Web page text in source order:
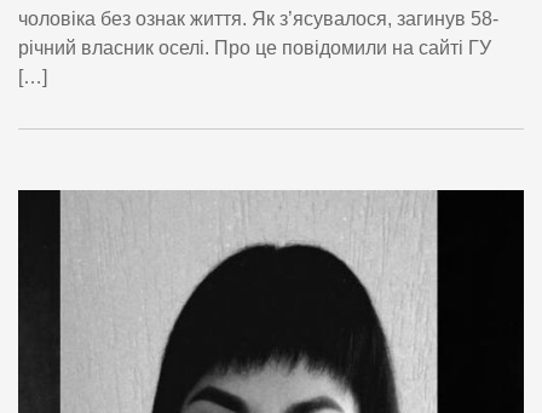
чоловіка без ознак життя. Як з’ясувалося, загинув 58-
річний власник оселі. Про це повідомили на сайті ГУ
[…]